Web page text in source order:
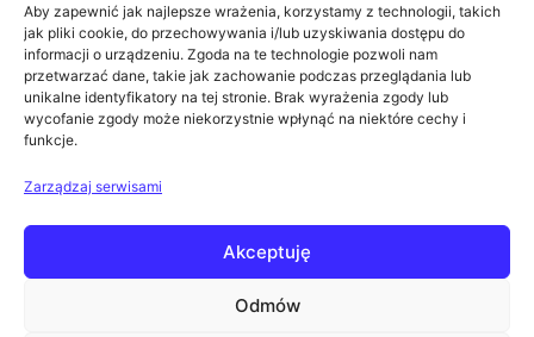
Aby zapewnić jak najlepsze wrażenia, korzystamy z technologii, takich
jak pliki cookie, do przechowywania i/lub uzyskiwania dostępu do
informacji o urządzeniu. Zgoda na te technologie pozwoli nam
przetwarzać dane, takie jak zachowanie podczas przeglądania lub
unikalne identyfikatory na tej stronie. Brak wyrażenia zgody lub
wycofanie zgody może niekorzystnie wpłynąć na niektóre cechy i
funkcje.
Zarządzaj serwisami
Akceptuję
Odmów
Formy płatności
Czas realizacji i koszty dostawy
INFORMACJE
Regulaminy